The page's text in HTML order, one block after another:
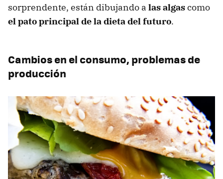
sorprendente, están dibujando a las algascomo
el pato principal de la dieta del futuro.
Cambios en el consumo, problemas de
producción